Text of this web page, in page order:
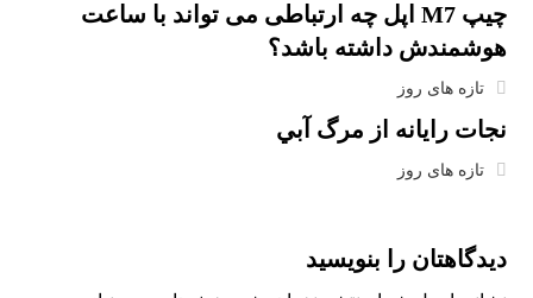
چیپ M7 اپل چه ارتباطی می تواند با ساعت
هوشمندش داشته باشد؟
تازه های روز
ﻧﺠﺎﺕ ﺭﺍﻳﺎﻧﻪ ﺍﺯ ﻣﺮگ ﺁﺑﻲ
تازه های روز
دیدگاهتان را بنویسید